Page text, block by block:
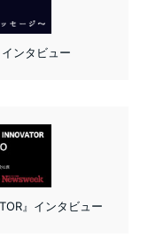
ンタビュー
』インタビュー